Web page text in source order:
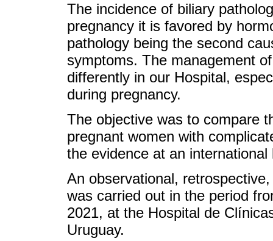
The incidence of biliary
pregnancy it is favored by
pathology being the second
symptoms. The management
differently in our Hospital,
during pregnancy.
The objective was to compare
pregnant women with
the evidence at an international
An observational,
was carried out in the period
2021, at the Hospital de
Uruguay.